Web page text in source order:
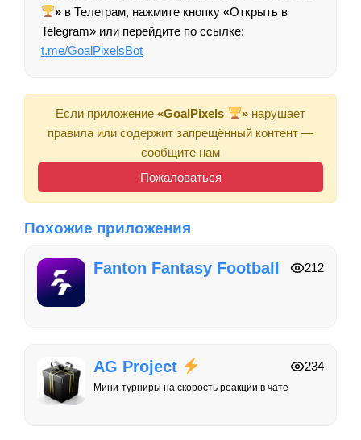
» в Телеграм, нажмите кнопку «Открыть в
Telegram» или перейдите по ссылке:
t.me/GoalPixelsBot
Если приложение«GoalPixels »нарушает
правила или содержит запрещённый контент —
сообщите нам
Пожаловаться
Похожие приложения
Fanton Fantasy Football 212
AG Project
Мини-турниры на скорость реакции в чате
234